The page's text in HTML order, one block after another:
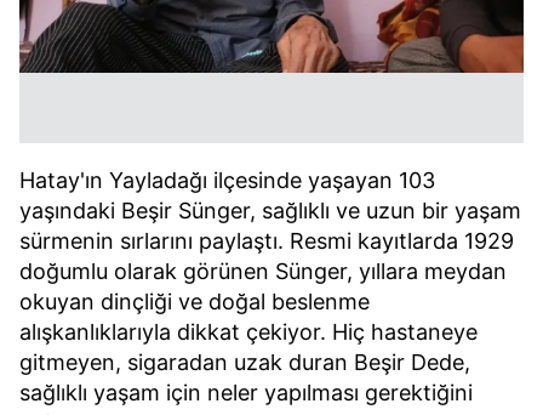
Hatay'ın Yayladağı ilçesinde yaşayan 103
yaşındaki Beşir Sünger, sağlıklı ve uzun bir yaşam
sürmenin sırlarını paylaştı. Resmi kayıtlarda 1929
doğumlu olarak görünen Sünger, yıllara meydan
okuyan dinçliği ve doğal beslenme
alışkanlıklarıyla dikkat çekiyor. Hiç hastaneye
gitmeyen, sigaradan uzak duran Beşir Dede,
sağlıklı yaşam için neler yapılması gerektiğini